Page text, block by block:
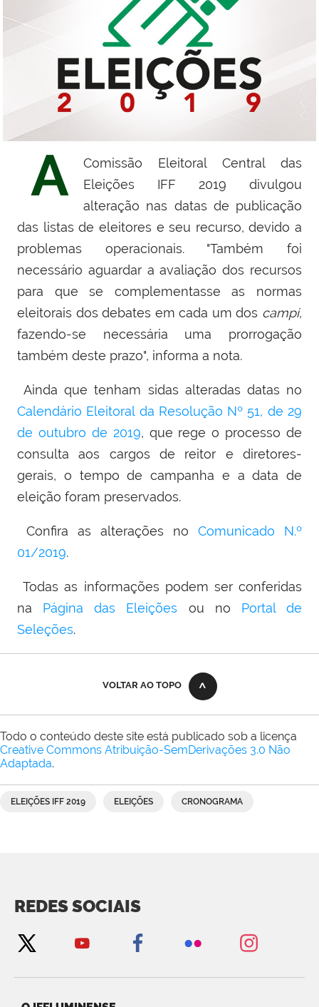
A
Comissão Eleitoral Central das
Eleições IFF 2019 divulgou
alteração nas datas de publicação
das listas de eleitores eseu recurso, devido a
problemas operacionais.
"Também foi
necessário aguardar a avaliação dos recursos
para que se complementasse as normas
eleitorais dos debates em cada um dos campi,
fazendo-se necessária uma prorrogação
também deste prazo", informa a nota.
Ainda que tenham sidas alteradas datas no
Calendário Eleitoral da Resolução Nº 51, de 29
de outubro de 2019, que rege o processo de
consulta aos cargos de reitor e diretores-
gerais, o tempo de campanha e a data de
eleição foram preservados.
Confira as alterações no Comunicado N.º
01/2019.
Todas as informações podem ser conferidas
na Página das Eleições ou no Portal de
Seleções.
VOLTAR AO TOPO
Todo o conteúdo deste site está publicado sob a licença
Creative Commons Atribuição-SemDerivações 3.0 Não
Adaptada.
ELEIÇÕES IFF 2019 ELEIÇÕES CRONOGRAMA
REDES SOCIAIS